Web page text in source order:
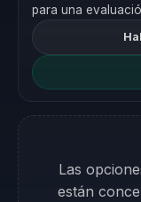
para una
Las
están